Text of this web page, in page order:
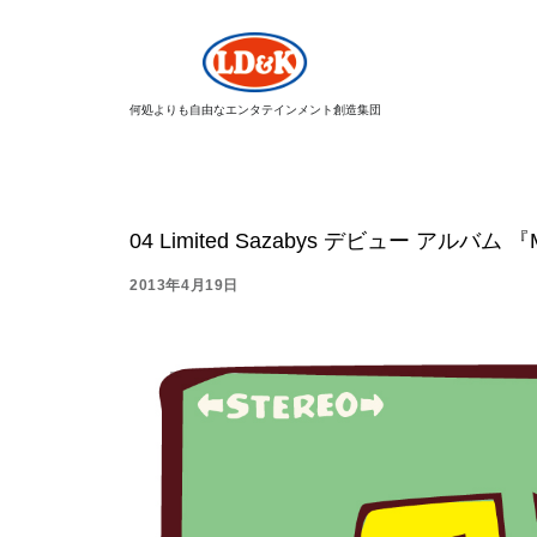
何処よりも自由なエンタテインメント創造集団
04 Limited Sazabys デビュー アルバム
2013年4月19日